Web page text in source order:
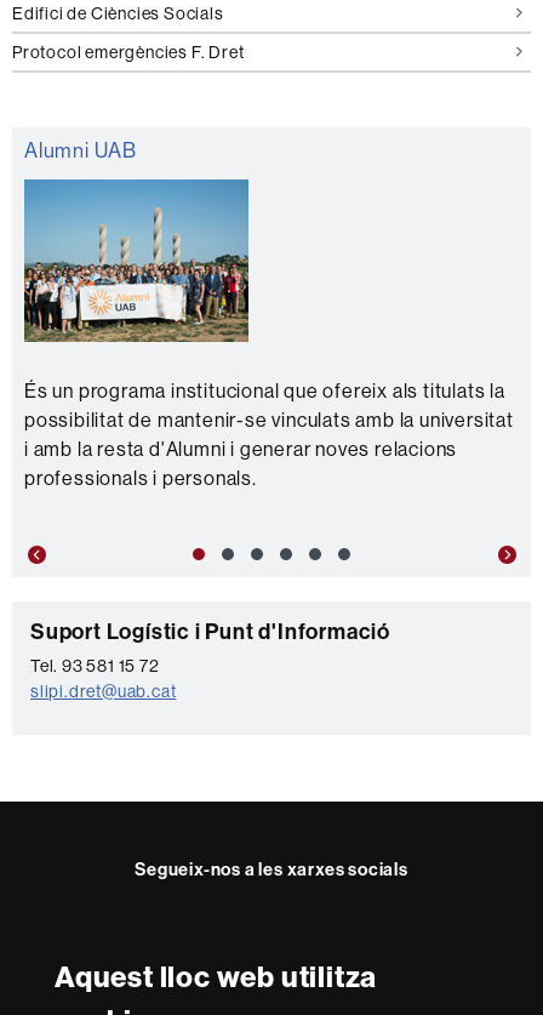
Aquest lloc web utilitza
Edifici de Ciències Socials
Protocol emergències F. Dret
Alumni UAB
És un programa institucional que ofereix als titulats la
possibilitat de mantenir-se vinculats amb la universitat
i amb la resta d'Alumni i generar noves relacions
professionals i personals.
C
o
n
c
Suport Logístic i Punt d'Informació
Tel. 93 581 15 72
slipi.dret@uab.cat
Segueix-nos a les xarxes socials
FacultatUAB
Reconeixement internacional de l'excel·lència